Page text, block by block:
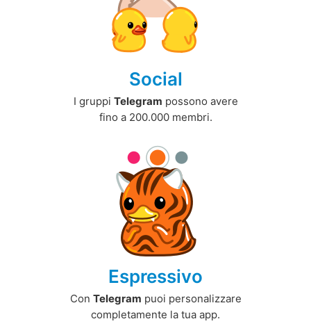
Social
I gruppi Telegram possono avere
fino a 200.000 membri.
Espressivo
Con Telegram puoi personalizzare
completamente la tua app.